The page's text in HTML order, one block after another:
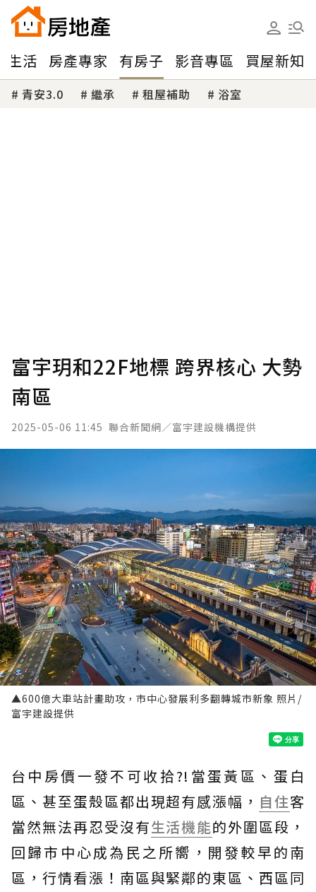
生活 房產專家 有房子 影音專區 買屋新知
青安3.0 繼承 租屋補助 浴室
富宇玥和22F地標 跨界核心 大勢
南區
2025-05-06 11:45 聯合新聞網／富宇建設機構提供
▲600億大車站計畫助攻，市中心發展利多翻轉城市新象 照片/
富宇建設提供
台中房價一發不可收拾?!當蛋黃區、蛋白
區、甚至蛋殼區都出現超有感漲幅， 自住客
當然無法再忍受沒有生活機能的外圍區段，
回歸市中心成為民之所嚮，開發較早的南
區，行情看漲！南區與緊鄰的東區、西區同